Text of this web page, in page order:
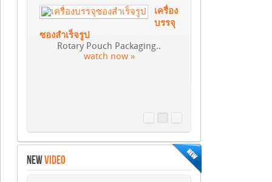
เครื่อง
บรรจุ
ซองสำเร็จรูป
Rotary Pouch Packaging..
watch now »
NEWVIDEO